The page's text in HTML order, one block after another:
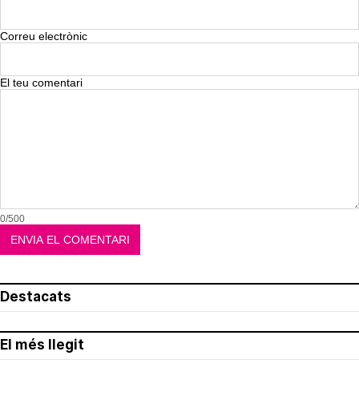
Correu electrònic
El teu comentari
0/500
Destacats
El més llegit